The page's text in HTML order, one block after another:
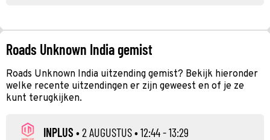
Roads Unknown India gemist
Roads Unknown India uitzending gemist? Bekijk hieronder
welke recente uitzendingen er zijn geweest en of je ze
kunt terugkijken.
INPLUS •2 AUGUSTUS• 12:44 - 13:29